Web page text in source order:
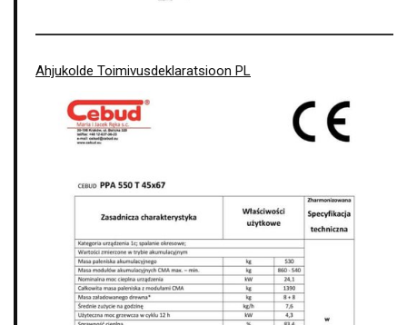
Ahjukolde Toimivusdeklaratsioon PL